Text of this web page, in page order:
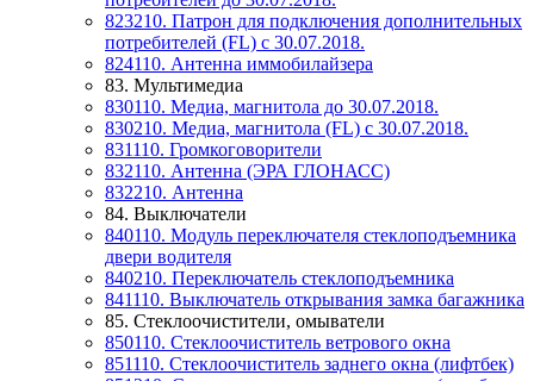
823210. Патрон для подключения дополнительных
потребителей (FL) с 30.07.2018.
824110. Антенна иммобилайзера
83. Мультимедиа
830110. Медиа, магнитола до 30.07.2018.
830210. Медиа, магнитола (FL) с 30.07.2018.
831110. Громкоговорители
832110. Антенна (ЭРА ГЛОНАСС)
832210. Антенна
84. Выключатели
840110. Модуль переключателя стеклоподъемника
двери водителя
840210. Переключатель стеклоподъемника
841110. Выключатель открывания замка багажника
85. Стеклоочистители, омыватели
850110. Стеклоочиститель ветрового окна
851110. Стеклоочиститель заднего окна (лифтбек)